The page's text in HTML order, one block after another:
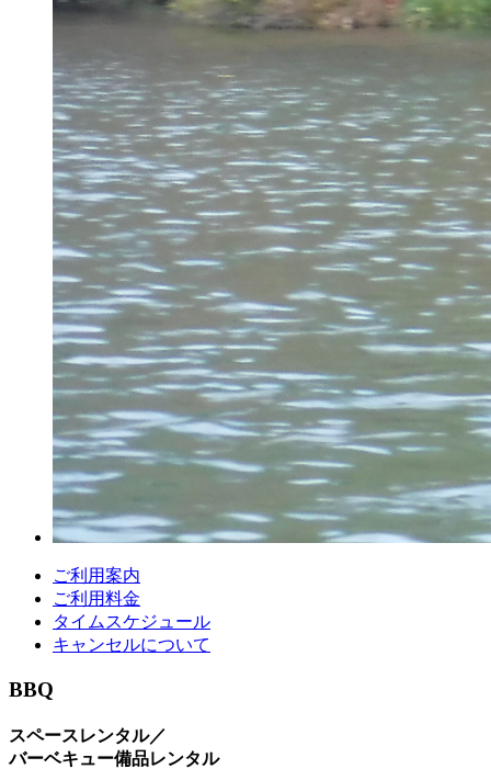
ご利用案内
ご利用料金
タイムスケジュール
キャンセルについて
BBQ
スペースレンタル／
バーベキュー備品レンタル